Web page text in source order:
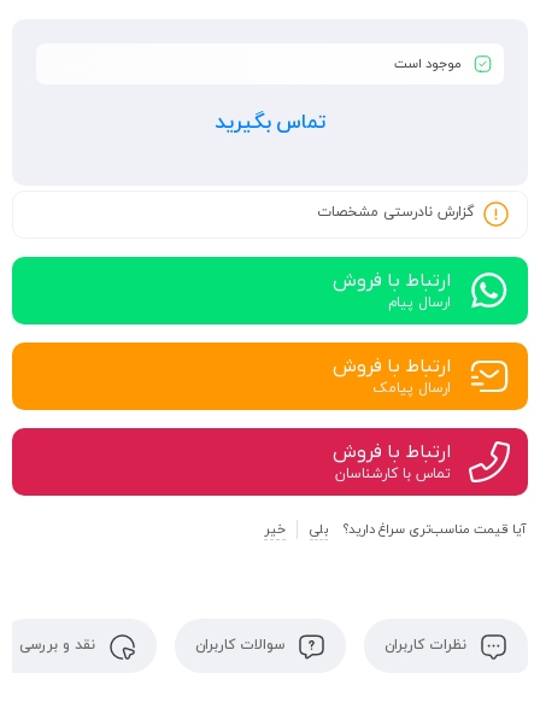
موجود است
تماس بگیرید
گزارش نادرستی مشخصات
ارتباط با فروش
ارسال پیام
ارتباط با فروش
ارسال پیامک
ارتباط با فروش
تماس با کارشناسان
آیا قیمت مناسب‌تری سراغ دارید؟ بلی خیر
نظرات کاربران سوالات کاربران نقد و بررسی